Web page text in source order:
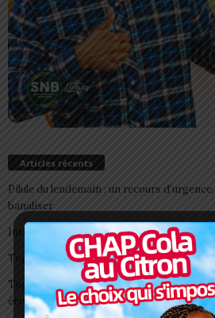
Articles récents
Pilule du lendemain : un recours
banaliser
Interclubs CAF: ASCK et ASKO face à deux
Togo/ Boissons énergisantes: l’État tire
Togo/ Rentrée scolaire 2026-2027:
écoles autorisées